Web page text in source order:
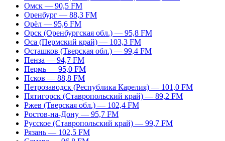
Омск — 90,5 FM
Оренбург — 88,3 FM
Орёл — 95,6 FM
Орск (Оренбургская обл.) — 95,8 FM
Оса (Пермский край) — 103,3 FM
Осташков (Тверская обл.) — 99,4 FM
Пенза — 94,7 FM
Пермь — 95,0 FM
Псков — 88,8 FM
Петрозаводск (Республика Карелия) — 101,0 FM
Пятигорск (Ставропольский край) — 89,2 FM
Ржев (Тверская обл.) — 102,4 FM
Ростов-на-Дону — 95,7 FM
Русское (Ставропольский край) — 99,7 FM
Рязань — 102,5 FM